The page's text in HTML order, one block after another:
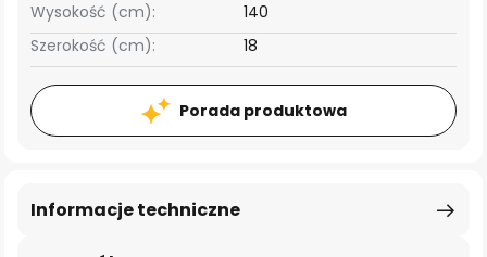
Szerokość (cm): 18
Wysokość (cm): 140
Porada produktowa
Informacje techniczne